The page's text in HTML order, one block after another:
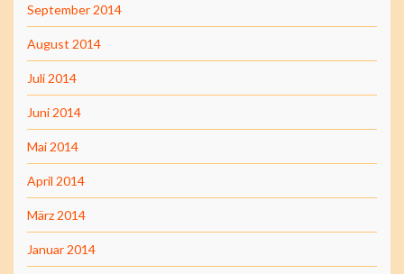
September 2014
August 2014
Juli 2014
Juni 2014
Mai 2014
April 2014
März 2014
Januar 2014